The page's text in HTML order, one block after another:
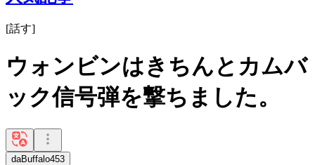
[話す]
ウォンビンはきちんとカムバ
ック信号弾を撃ちました。
daBuffalo453